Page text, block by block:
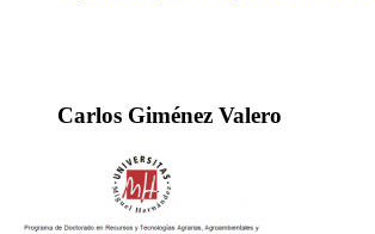
Carlos Giménez Valero